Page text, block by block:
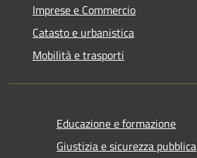
Imprese e Commercio
Catasto e urbanistica
Mobilità e trasporti
Educazione e formazione
Giustizia e sicurezza pubblica